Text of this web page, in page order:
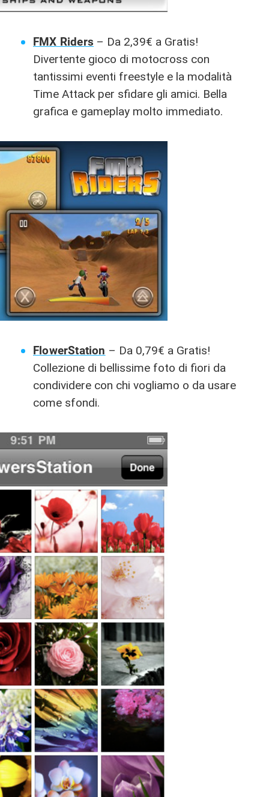
FMX Riders – Da 2,39€ a Gratis!
Divertente gioco di motocross con
tantissimi eventi freestyle e la modalità
Time Attack per sfidare gli amici. Bella
grafica e gameplay molto immediato.
FlowerStation – Da 0,79€ a Gratis!
Collezione di bellissime foto di fiori da
condividere con chi vogliamo o da usare
come sfondi.